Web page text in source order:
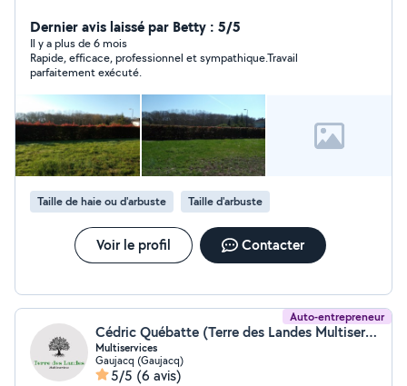
Dernier avis laissé par Betty : 5/5
Il y a plus de 6 mois
Rapide, efficace, professionnel et sympathique.Travail
parfaitement exécuté.
Taille de haie ou d'arbuste Taille d'arbuste
Voir le profil Contacter
Auto-entrepreneur
Cédric Québatte (Terre des Landes Multiservices)
Multiservices
Gaujacq (Gaujacq)
5/5 (6 avis)